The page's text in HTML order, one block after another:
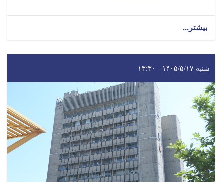
بیشتر...
شنبه ۱۴۰۵/۵/۱۷ - ۱۳:۳۰